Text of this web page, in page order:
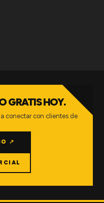
GRATIS HOY.
conectar con clientes de
↗